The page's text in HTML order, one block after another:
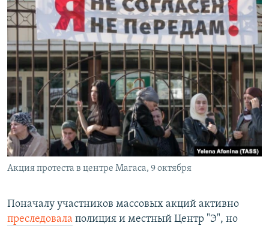
Акция протеста в центре Магаса, 9 октября
Поначалу участников массовых акций активно
преследовала полиция и местный Центр "Э", но